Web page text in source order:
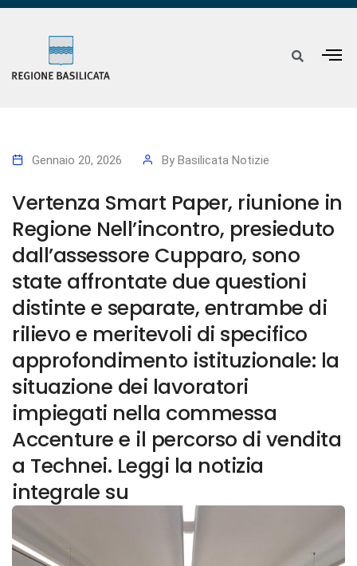
Gennaio 20, 2026 By Basilicata Notizie
Vertenza Smart Paper, riunione in
Regione Nell’incontro, presieduto
dall’assessore Cupparo, sono
state affrontate due questioni
distinte e separate, entrambe di
rilievo e meritevoli di specifico
approfondimento istituzionale: la
situazione dei lavoratori
impiegati nella commessa
Accenture e il percorso di vendita
a Technei. Leggi la notizia
integrale su